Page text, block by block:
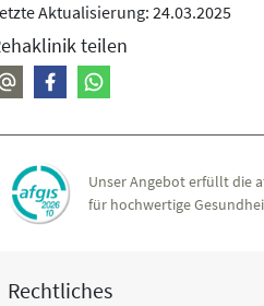
Aktualisierung: 24.03.2025
teilen
Unser Angebot erfüllt die
für hochwertige
Rechtliches